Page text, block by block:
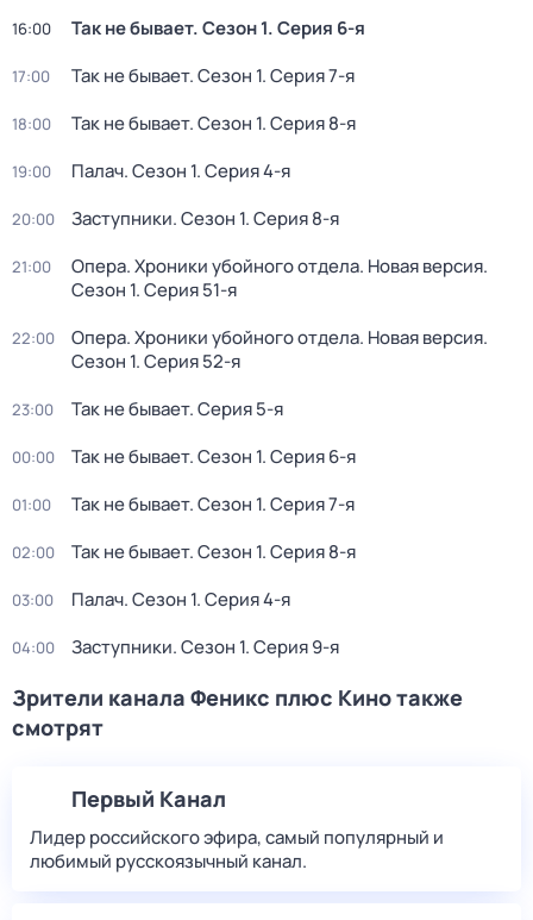
16:00 Так не бывает. Сезон 1. Серия 6-я
17:00 Так не бывает. Сезон 1. Серия 7-я
18:00 Так не бывает. Сезон 1. Серия 8-я
19:00 Палач. Сезон 1. Серия 4-я
20:00 Заступники. Сезон 1. Серия 8-я
21:00 Опера. Хроники убойного отдела. Новая версия.
Сезон 1. Серия 51-я
22:00 Опера. Хроники убойного отдела. Новая версия.
Сезон 1. Серия 52-я
23:00 Так не бывает. Серия 5-я
00:00 Так не бывает. Сезон 1. Серия 6-я
01:00 Так не бывает. Сезон 1. Серия 7-я
02:00 Так не бывает. Сезон 1. Серия 8-я
03:00 Палач. Сезон 1. Серия 4-я
04:00 Заступники. Сезон 1. Серия 9-я
Зрители канала Феникс плюс Кино также
смотрят
Первый Канал
Лидер российского эфира, самый популярный и
любимый русскоязычный канал.